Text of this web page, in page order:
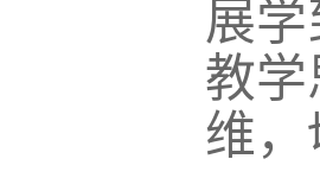
展
教
维